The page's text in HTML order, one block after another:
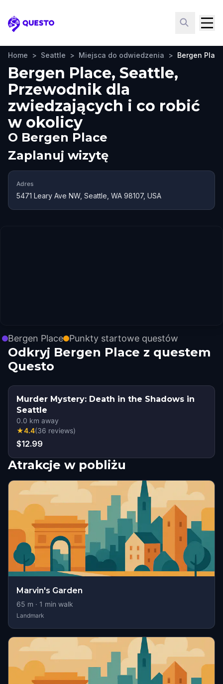
Questo
Home > Seattle > Miejsca do odwiedzenia > Bergen Place
Bergen Place, Seattle,
Przewodnik dla
zwiedzających i co robić
w okolicy
O Bergen Place
Zaplanuj wizytę
Adres
5471 Leary Ave NW, Seattle, WA 98107, USA
Bergen Place Punkty startowe questów
Odkryj Bergen Place z questem
Questo
Murder Mystery: Death in the Shadows in
Seattle
0.0 km away
★4.4(36 reviews)
$12.99
Atrakcje w pobliżu
Marvin's Garden
65 m · 1 min walk
Landmark